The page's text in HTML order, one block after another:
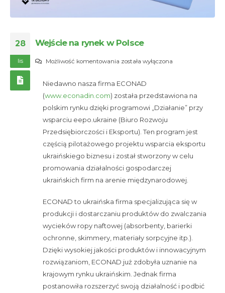
28
lis
Wejście na rynek w Polsce
Możliwość komentowania Wejście
rynek
w
Polsce
została wyłączona
Niedawno nasza firma ECONAD
(www.econadin.com) została przedstawiona na
polskim rynku dzięki programowi „Działanie” przy
wsparciu eepo.ukraine (Biuro Rozwoju
Przedsiębiorczości i Eksportu). Ten program jest
częścią pilotażowego projektu wsparcia eksportu
ukraińskiego biznesu i został stworzony w celu
promowania działalności gospodarczej
ukraińskich firm na arenie międzynarodowej.
ECONAD to ukraińska firma specjalizująca się w
produkcji i dostarczaniu produktów do zwalczania
wycieków ropy naftowej (absorbenty, barierki
ochronne, skimmery, materiały sorpcyjne itp.).
Dzięki wysokiej jakości produktów i innowacyjnym
rozwiązaniom, ECONAD już zdobyła uznanie na
krajowym rynku ukraińskim. Jednak firma
postanowiła rozszerzyć swoją działalność i podbić